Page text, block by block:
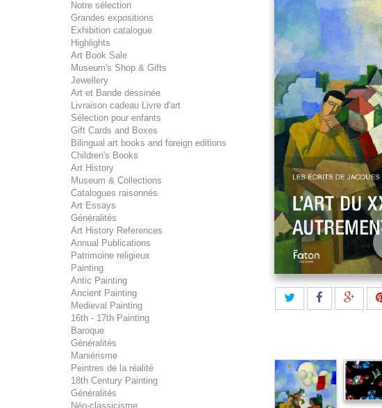
Notre sélection
Grandes expositions
Exhibition catalogue
Highlights
Art Book Sale
Museum's Shop & Gifts
Jewellery
Art et Bande dessinée
Livraison cadeau Livre d'art
Sélection pour enfants
Gift Cards and Boxes
Bilingual art books and foreign editions
Children's Books
Art History
Museum & Collections
Catalogues raisonnés
Art Essays
Généralités
Art History References
Annual Publications
Patrimoine religieux
Painting
Antic Painting
Ancient Painting
Medieval Painting
16th - 17th Painting
Baroque
Généralités
Maniérisme
Peintres de la réalité
18th Century Painting
Généralités
Néo-classicisme